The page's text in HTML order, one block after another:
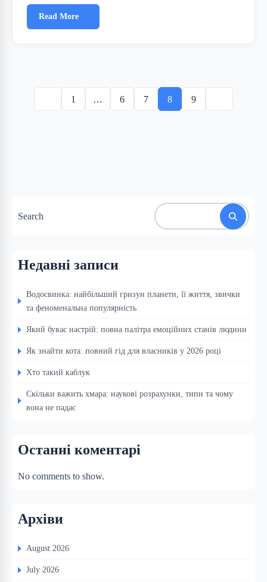
Read More
pagination
1 … 6 7 8 9
Search
Недавні записи
Водосвинка: найбільший гризун планети, її життя, звички
та феноменальна популярність
Який буває настрій: повна палітра емоційних станів людини
Як знайти кота: повний гід для власників у 2026 році
Хто такий каблук
Скільки важить хмара: наукові розрахунки, типи та чому
вона не падає
Останні коментарі
No comments to show.
Архіви
August 2026
July 2026